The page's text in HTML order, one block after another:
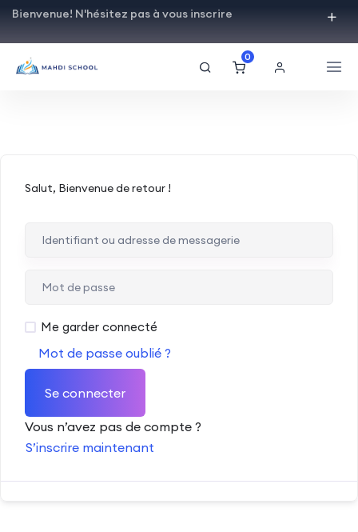
Bienvenue! N'hésitez pas à vous inscrire
0
Salut, Bienvenue de retour !
Me garder connecté
Mot de passe oublié ?
Se connecter
Vous n’avez pas de compte ?
S’inscrire maintenant